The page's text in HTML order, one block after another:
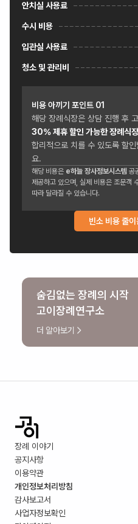
안치실 사용료
수시 비용
입관실 사용료
청소 및 관리비
비용 아끼기 포인트 01
해당 장례식장은 상담 진행 후
30% 제휴 할인 가능한 장례식장
합리적으로 치를 수 있도록 할
요.
해당 비용은 e하늘 장사정보시스템 공
제공하고 있으며, 실제 비용은 조문객
따라 달라질 수 있습니다.
빈소 비용 줄이
숨김없는 장례의 시작
고이장례연구소
더 알아보기
장례 이야기
공지사항
이용약관
개인정보처리방침
감사보고서
사업자정보확인